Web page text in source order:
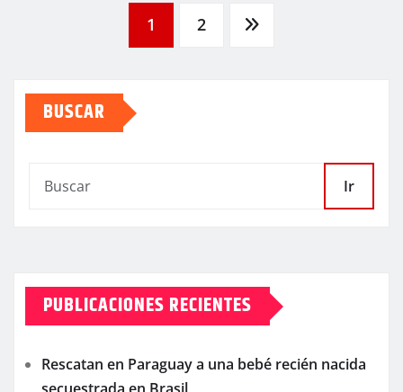
Paginación
de
entradas
1 2
BUSCAR
Ir
PUBLICACIONES RECIENTES
Rescatan en Paraguay a una bebé recién nacida